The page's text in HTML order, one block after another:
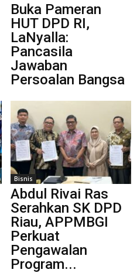
Buka Pameran
HUT DPD RI,
LaNyalla:
Pancasila
Jawaban
Persoalan Bangsa
Bisnis
Abdul Rivai Ras
Serahkan SK DPD
Riau, APPMBGI
Perkuat
Pengawalan
Program...